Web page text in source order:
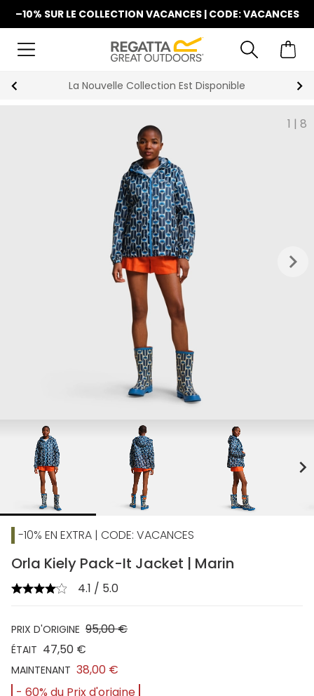
–10% SUR LE COLLECTION VACANCES | CODE: VACANCES
La Nouvelle Collection Est Disponible
1 | 8
keyboard_arrow_right
chevron_right
-10% EN EXTRA | CODE: VACANCES
Orla Kiely Pack-It Jacket | Marin
4.1 / 5.0
PRIX D'ORIGINE 95,00 €
ÉTAIT 47,50 €
MAINTENANT 38,00 €
- 60% du Prix d'origine